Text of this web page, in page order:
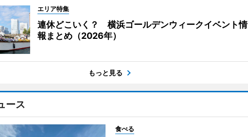
エリア特集
連休どこいく？ 横浜ゴールデンウィークイベント情
報まとめ（2026年）
もっと見る
ース
食べる